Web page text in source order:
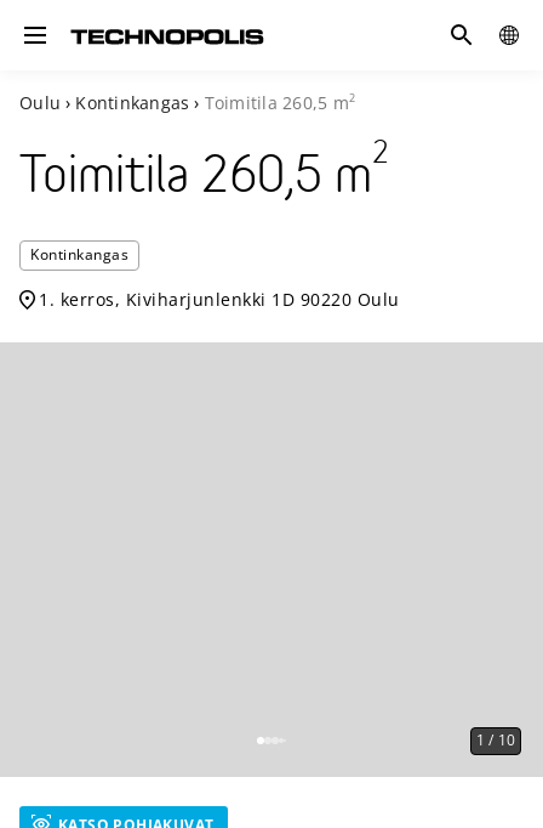
Toggle navigation
Hae
Oulu › Kontinkangas › Toimitila 260,5 m2
Toimitila 260,5 m2
Kontinkangas
1. kerros, Kiviharjunlenkki 1D 90220 Oulu
1 / 10